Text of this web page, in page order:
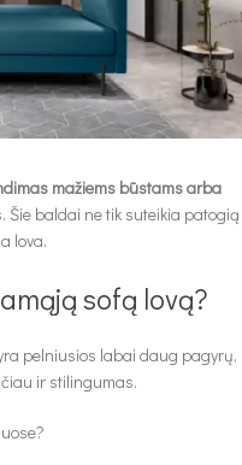
mažiems būstams arba
Šie baldai ne tik suteikia patogią
lova.
sofą lovą?
pelniusios labai daug pagyrų,
ir stilingumas.